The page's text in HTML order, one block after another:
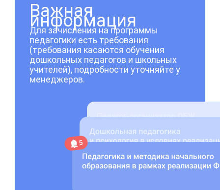
Важная
информация
Для зачисления на программы
педагогики есть требования
(требования касаются обучения
дошкольных педагогов и школьных
учителей), подробности уточняйте у
менеджеров.